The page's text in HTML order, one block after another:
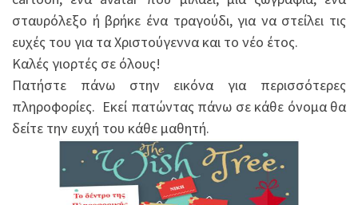
σταυρόλεξο ή βρήκε ένα τραγούδι, για να στείλει τις
ευχές του για τα Χριστούγεννα και το νέο έτος.
Καλές γιορτές σε όλους!
Πατήστε πάνω στην εικόνα για περισσότερες
πληροφορίες. Εκεί πατώντας πάνω σε κάθε όνομα θα
δείτε την ευχή του κάθε μαθητή.